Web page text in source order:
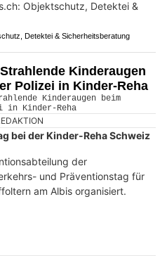
Detektei & Sicherheitsberatung
Kinderaugen
Polizei in Kinder-Reha
bei der Kinder-Reha Schweiz
der
und Präventionstag für
am Albis organisiert.